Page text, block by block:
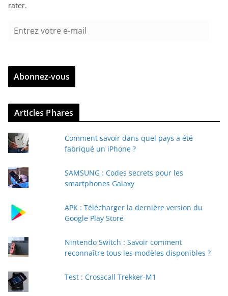
rater.
r
z
v
r
e
e
a
Abonnez-vous
Articles Phares
Comment savoir dans quel pays a été
fabriqué un iPhone ?
SAMSUNG : Codes secrets pour les
smartphones Galaxy
APK : Télécharger la dernière version du
Google Play Store
Nintendo Switch : Savoir comment
reconnaître tous les modèles disponibles ?
Test : Crosscall Trekker-M1